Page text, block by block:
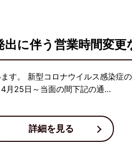
に伴う営業時間変更
す。 新型コロナウイルス感染症
月25日～当面の間下記の通…
詳細を見る